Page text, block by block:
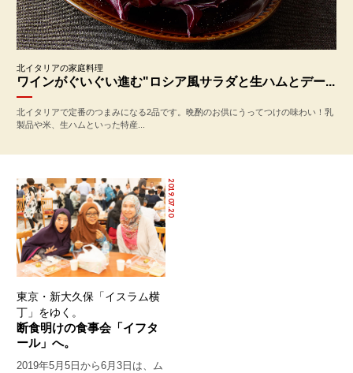
北イタリアの家庭料理
ワインがぐいぐい進む"ロシア風サラダと生ハムとデー...
北イタリアで定番のつまみになる2品です。晩酌のお供にうってつけの味わい！乳
製品や米、生ハムといった特産...
2019.07.20
東京・新大久保「イスラム横
丁」をゆく。
断食明けの食事会「イフタ
ール」へ。
2019年5月5日から6月3日は、ム